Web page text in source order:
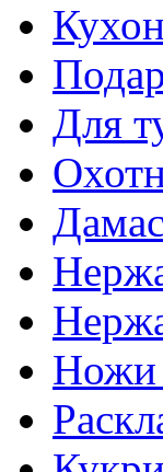
Для
Ножи